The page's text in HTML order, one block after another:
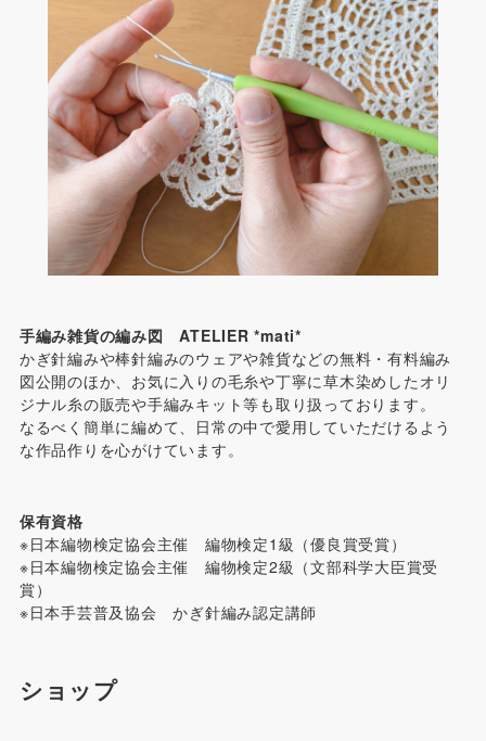
手編み雑貨の編み図 ATELIER *mati*
かぎ針編みや棒針編みのウェアや雑貨などの無料・有料編み
図公開のほか、お気に入りの毛糸や丁寧に草木染めしたオリ
ジナル糸の販売や手編みキット等も取り扱っております。
なるべく簡単に編めて、日常の中で愛用していただけるよう
な作品作りを心がけています。
保有資格
※日本編物検定協会主催 編物検定1級（優良賞受賞）
※日本編物検定協会主催 編物検定2級（文部科学大臣賞受
賞）
※日本手芸普及協会 かぎ針編み認定講師
ショップ